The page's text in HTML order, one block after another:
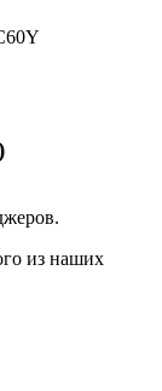
из наших